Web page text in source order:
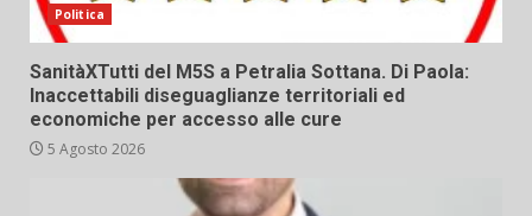
Politica
SanitàXTutti del M5S a Petralia Sottana. Di Paola:
Inaccettabili diseguaglianze territoriali ed
economiche per accesso alle cure
5 Agosto 2026